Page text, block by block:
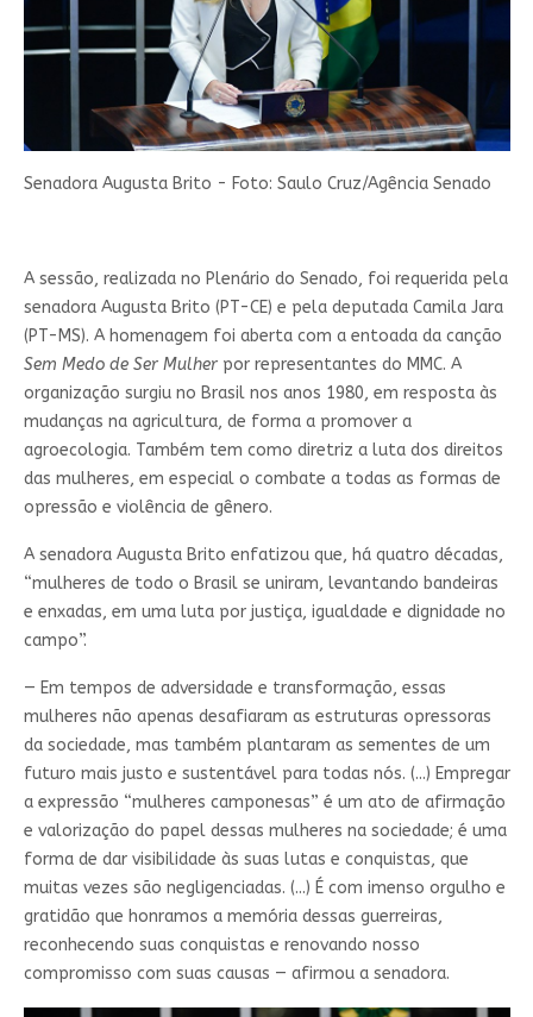
Senadora Augusta Brito - Foto: Saulo Cruz/Agência Senado
A sessão, realizada no Plenário do Senado, foi requerida pela
senadora Augusta Brito (PT-CE) e pela deputada Camila Jara
(PT-MS). A homenagem foi aberta com a entoada da canção
Sem Medo de Ser Mulherpor representantes do MMC. A
organização surgiu no Brasil nos anos 1980, em resposta às
mudanças na agricultura, de forma a promover a
agroecologia. Também tem como diretriz a luta dos direitos
das mulheres, em especial o combate a todas as formas de
opressão e violência de gênero.
A senadora Augusta Brito enfatizou que, há quatro décadas,
“mulheres de todo o Brasil se uniram, levantando bandeiras
e enxadas, em uma luta por justiça, igualdade e dignidade no
campo”.
— Em tempos de adversidade e transformação, essas
mulheres não apenas desafiaram as estruturas opressoras
da sociedade, mas também plantaram as sementes de um
futuro mais justo e sustentável para todas nós. (...) Empregar
a expressão “mulheres camponesas” é um ato de afirmação
e valorização do papel dessas mulheres na sociedade; é uma
forma de dar visibilidade às suas lutas e conquistas, que
muitas vezes são negligenciadas. (...) É com imenso orgulho e
gratidão que honramos a memória dessas guerreiras,
reconhecendo suas conquistas e renovando nosso
compromisso com suas causas — afirmou a senadora.